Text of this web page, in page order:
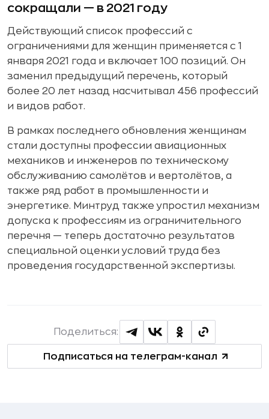
сокращали — в 2021 году
Действующий список профессий с
ограничениями для женщин применяется с 1
января 2021 года и включает 100 позиций. Он
заменил предыдущий перечень, который
более 20 лет назад насчитывал 456 профессий
и видов работ.
В рамках последнего обновления женщинам
стали доступны профессии авиационных
механиков и инженеров по техническому
обслуживанию самолётов и вертолётов, а
также ряд работ в промышленности и
энергетике. Минтруд также упростил механизм
допуска к профессиям из ограничительного
перечня — теперь достаточно результатов
специальной оценки условий труда без
проведения государственной экспертизы.
Подписаться на телеграм-канал
Поделиться: